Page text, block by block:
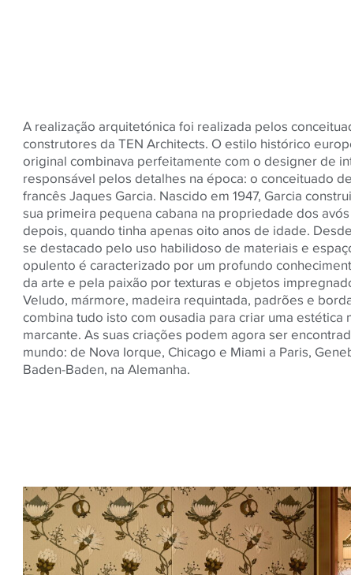
A realização arquitetónica foi realizada pelos
construtores da TEN Architects. O estilo histórico
original combinava perfeitamente com o designer de
responsável pelos detalhes na época: o conceituado
francês Jaques Garcia. Nascido em 1947, Garcia
sua primeira pequena cabana na propriedade dos
depois, quando tinha apenas oito anos de idade.
se destacado pelo uso habilidoso de materiais e
opulento é caracterizado por um profundo
da arte e pela paixão por texturas e objetos
Veludo, mármore, madeira requintada, padrões e
combina tudo isto com ousadia para criar uma estética
marcante. As suas criações podem agora ser
mundo: de Nova Iorque, Chicago e Miami a Paris,
Baden-Baden, na Alemanha.